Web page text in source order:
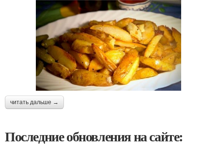
читать дальше →
Последние обновления на сайте: